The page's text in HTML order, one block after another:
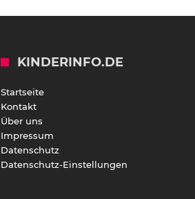
KINDERINFO.DE
Startseite
Kontakt
Über uns
Impressum
Datenschutz
Datenschutz-Einstellungen